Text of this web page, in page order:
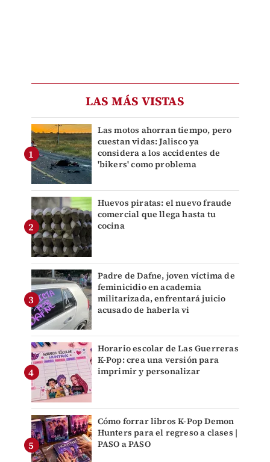
LAS MÁS VISTAS
Las motos ahorran tiempo, pero
cuestan vidas: Jalisco ya
considera a los accidentes de
'bikers' como problema
Huevos piratas: el nuevo fraude
comercial que llega hasta tu
cocina
Padre de Dafne, joven víctima de
feminicidio en academia
militarizada, enfrentará juicio
acusado de haberla vi
Horario escolar de Las Guerreras
K-Pop: crea una versión para
imprimir y personalizar
Cómo forrar libros K-Pop Demon
Hunters para el regreso a clases |
PASO a PASO